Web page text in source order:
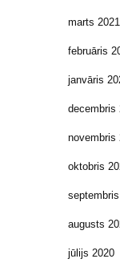
marts 2021
februāris
janvāris
decembris
novembris
oktobris
augusts
jūlijs 2020